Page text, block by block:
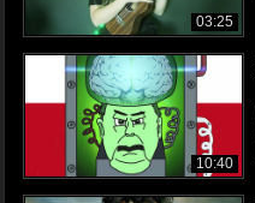
03:25
10:40